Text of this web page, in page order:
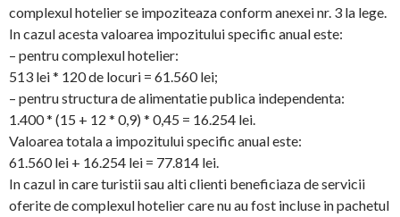
complexul hotelier se impoziteaza conform anexei nr. 3 la lege.
In cazul acesta valoarea impozitului specific anual este:
– pentru complexul hotelier:
513 lei * 120 de locuri = 61.560 lei;
– pentru structura de alimentatie publica independenta:
1.400 * (15 + 12 * 0,9) * 0,45 = 16.254 lei.
Valoarea totala a impozitului specific anual este:
61.560 lei + 16.254 lei = 77.814 lei.
In cazul in care turistii sau alti clienti beneficiaza de servicii
oferite de complexul hotelier care nu au fost incluse in pachetul